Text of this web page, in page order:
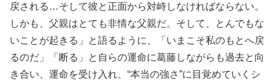
戻される…そして彼と正面から対峙しなければならない。
しかも、父親はとても非情な父親だ。そして、とんでもな
いことが起きる」と語るように、「いまこそ私のもとへ戻
るのだ」「断る」と自らの運命に葛藤しながらも過去と向
き合い、運命を受け入れ、“本当の強さ”に目覚めていくシ